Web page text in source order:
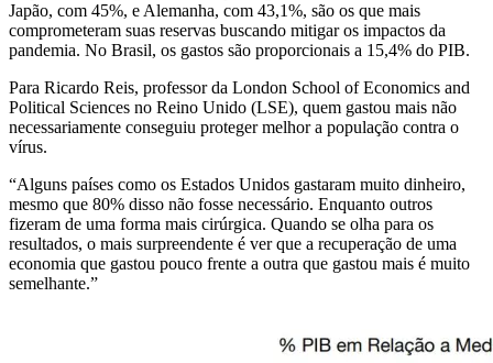
Japão, com 45%, e Alemanha, com 43,1%, são os que mais
comprometeram suas reservas buscando mitigar os impactos da
pandemia. No Brasil, os gastos são proporcionais a 15,4% do PIB.
Para Ricardo Reis, professor da London School of Economics and
Political Sciences no Reino Unido (LSE), quem gastou mais não
necessariamente conseguiu proteger melhor a população contra o
vírus.
“Alguns países como os Estados Unidos gastaram muito dinheiro,
mesmo que 80% disso não fosse necessário. Enquanto outros
fizeram de uma forma mais cirúrgica. Quando se olha para os
resultados, o mais surpreendente é ver que a recuperação de uma
economia que gastou pouco frente a outra que gastou mais é muito
semelhante.”